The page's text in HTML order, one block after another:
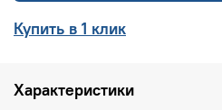
Купить в 1 клик
Характеристики